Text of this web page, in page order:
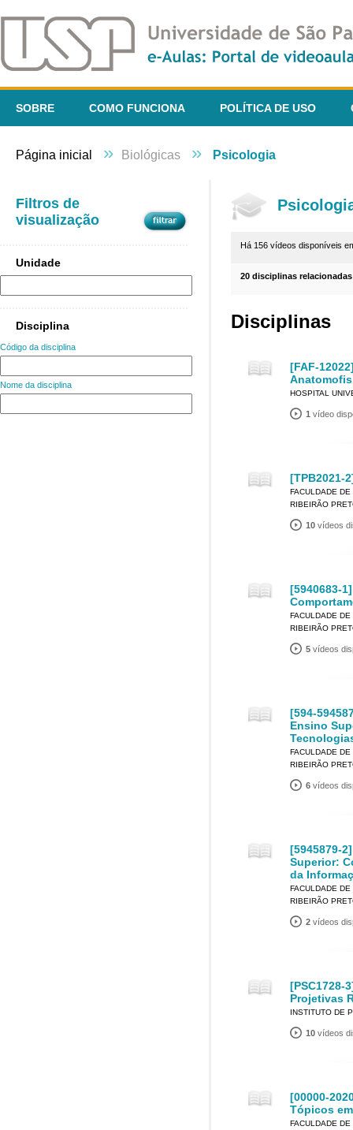
SOBRE COMO FUNCIONA POLÍTICA DE USO
Página inicial » Biológicas » Psicologia
Filtros de
visualização
Unidade
Disciplina
Código da disciplina
Nome da disciplina
Há 156 vídeos disponíveis
20 disciplinas
Disciplinas
[FAF-
HOSPITAL
1 vídeo
[TPB2021-
FACULDADE
RIBEIRÃO
10 vídeos
[5940683-
FACULDADE
RIBEIRÃO
5 vídeos
[594-
Ensino
FACULDADE
RIBEIRÃO
6 vídeos
[5945879-
Superior:
da
FACULDADE
RIBEIRÃO
2 vídeos
[PSC1728-
Projetivas
INSTITUTO DE
10 vídeos
[00000-
Tópicos
FACULDADE